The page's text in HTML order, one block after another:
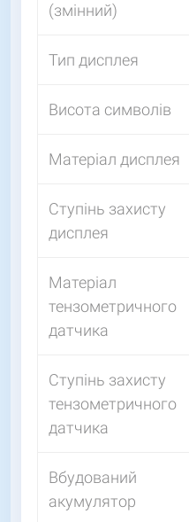
(змінний)
Тип дисплея
Висота символів
Матеріал дисплея
Ступінь захисту
дисплея
Матеріал
тензометричного
датчика
Ступінь захисту
тензометричного
датчика
Вбудований
акумулятор